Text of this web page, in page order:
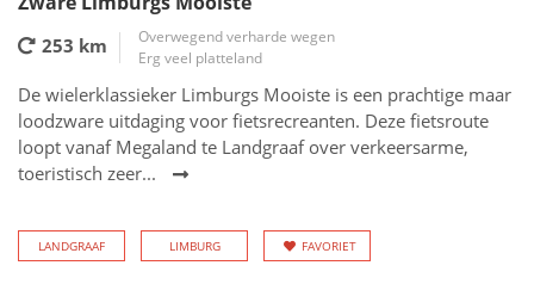
253 km
Overwegend verharde wegen
Erg veel platteland
De wielerklassieker Limburgs Mooiste is een prachtige maar
loodzware uitdaging voor fietsrecreanten. Deze fietsroute
loopt vanaf Megaland te Landgraaf over verkeersarme,
toeristisch zeer...
LANDGRAAF LIMBURG FAVORIET